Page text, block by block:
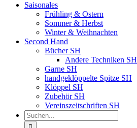
Saisonales
Frühling & Ostern
Sommer & Herbst
Winter & Weihnachten
Second Hand
Bücher SH
Andere Techniken SH
Garne SH
handgeklöppelte Spitze SH
Klöppel SH
Zubehör SH
Vereinszeitschriften SH
Suche
nach: